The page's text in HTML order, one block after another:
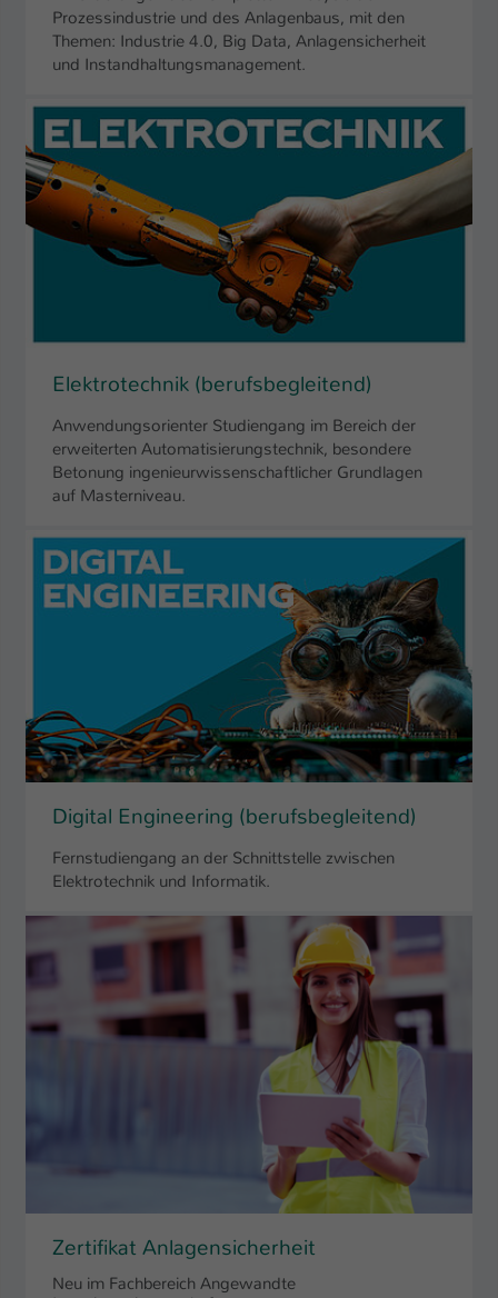
Prozessindustrie und des Anlagenbaus, mit den
Themen: Industrie 4.0, Big Data, Anlagensicherheit
und Instandhaltungsmanagement.
Elektrotechnik (berufsbegleitend)
Anwendungsorienter Studiengang im Bereich der
erweiterten Automatisierungstechnik, besondere
Betonung ingenieurwissenschaftlicher Grundlagen
auf Masterniveau.
Digital Engineering (berufsbegleitend)
Fernstudiengang an der Schnittstelle zwischen
Elektrotechnik und Informatik.
Zertifikat Anlagensicherheit
Neu im Fachbereich Angewandte